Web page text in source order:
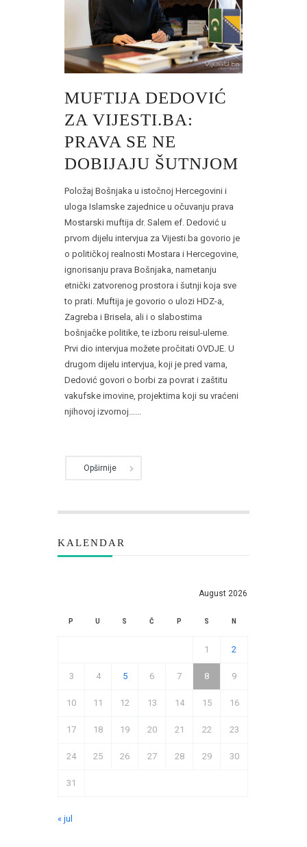
MUFTIJA DEDOVIĆ
ZA VIJESTI.BA:
PRAVA SE NE
DOBIJAJU ŠUTNJOM
Položaj Bošnjaka u istočnoj Hercegovini i
uloga Islamske zajednice u očuvanju prava
Mostarski muftija dr. Salem ef. Dedović u
prvom dijelu intervjua za Vijesti.ba govorio je
o političkoj realnosti Mostara i Hercegovine,
ignorisanju prava Bošnjaka, nametanju
etnički zatvorenog prostora i šutnji koja sve
to prati. Muftija je govorio o ulozi HDZ-a,
Zagreba i Brisela, ali i o slabostima
bošnjačke politike, te izboru reisul-uleme.
Prvi dio intervjua možete pročitati OVDJE. U
drugom dijelu intervjua, koji je pred vama,
Dedović govori o borbi za povrat i zaštitu
vakufske imovine, projektima koji su vraćeni
njihovoj izvornoj......
Opširnije
KALENDAR
August 2026
P U S Č P S N
1 2
3 4 5 6 7 8 9
10 11 12 13 14 15 16
17 18 19 20 21 22 23
24 25 26 27 28 29 30
31
« jul